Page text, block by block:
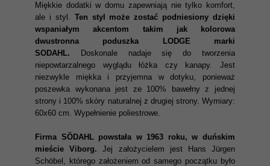
Miękkie dodatki w domu zapewniają nie tylko komfort,
ale i styl. Ten styl może zostać podniesiony dzięki
wspaniałym akcentom takim jak kolorowa
dwustronna poduszka LODGE marki
SODAHL.
Doskonale nadaje się do tworzenia
niepowtarzalnego wyglądu łóżka czy kanapy. Jest
niezwykle miękka i przyjemna w dotyku, ponieważ
poszewka wykonana jest ze 100% bawełny z jednej
strony i 100% skóry naturalnej z drugiej strony. Wymiary:
60x60 cm. Wypełnienie poliestrowe.
Firma SÖDAHL powstała w 1963 roku, w duńskim
mieście Viborg. Jej założycielem jest Hans Jürgen
Schöbel, którego założeniem od samego początku było